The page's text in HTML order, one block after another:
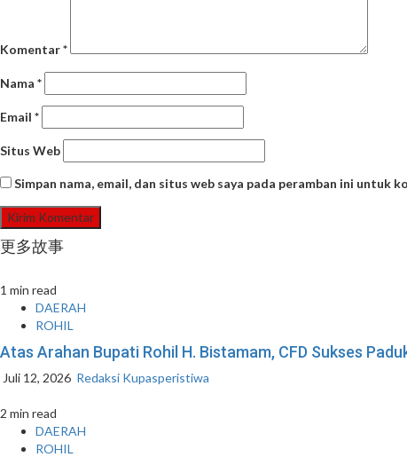
Komentar*
Nama *
Email *
Situs Web
Simpan nama, email, dan situs web saya pada peramban ini untuk
更多故事
1 min read
DAERAH
ROHIL
Atas Arahan Bupati Rohil H. Bistamam, CFD Sukses
Juli 12, 2026 Redaksi Kupasperistiwa
2 min read
DAERAH
ROHIL